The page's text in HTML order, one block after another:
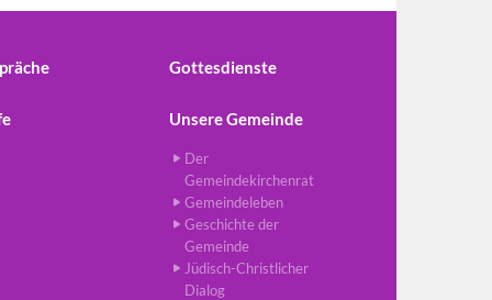
Gottesdienste
Unsere Gemeinde
Der
Gemeindekirchenrat
Gemeindeleben
Geschichte der
Gemeinde
Jüdisch-Christlicher
Dialog